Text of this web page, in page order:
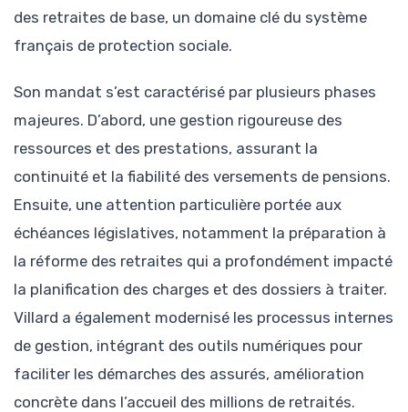
des retraites de base, un domaine clé du système
français de protection sociale.
Son mandat s’est caractérisé par plusieurs phases
majeures. D’abord, une gestion rigoureuse des
ressources et des prestations, assurant la
continuité et la fiabilité des versements de pensions.
Ensuite, une attention particulière portée aux
échéances législatives, notamment la préparation à
la réforme des retraites qui a profondément impacté
la planification des charges et des dossiers à traiter.
Villard a également modernisé les processus internes
de gestion, intégrant des outils numériques pour
faciliter les démarches des assurés, amélioration
concrète dans l’accueil des millions de retraités.